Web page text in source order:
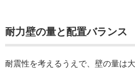
耐力壁の量と配置バランス
耐震性を考えるうえで、壁の量は